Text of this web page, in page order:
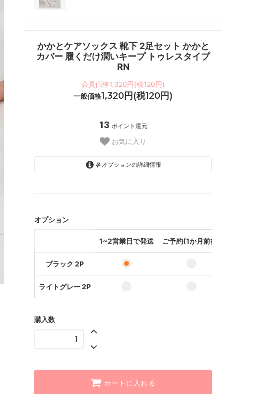
かかとケアソックス 靴下 2足セット かかと
カバー 履くだけ潤いキープ トゥレスタイプ
RN
会員価格1,320円(税120円)
一般価格1,320円(税120円)
13 ポイント還元
お気に入り
各オプションの詳細情報
1~2営業日で発送
ご予約(1か月前後)
オプション
1~2営業日で発送 ご予約(1か月前後)
ブラック 2P
ライトグレー 2P
購入数
カートに入れる